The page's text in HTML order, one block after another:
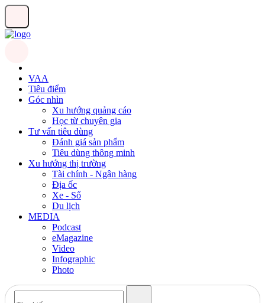
VAA
Tiêu điểm
Góc nhìn
Xu hướng quảng cáo
Học từ chuyên gia
Tư vấn tiêu dùng
Đánh giá sản phẩm
Tiêu dùng thông minh
Xu hướng thị trường
Tài chính - Ngân hàng
Địa ốc
Xe - Số
Du lịch
MEDIA
Podcast
eMagazine
Video
Infographic
Photo